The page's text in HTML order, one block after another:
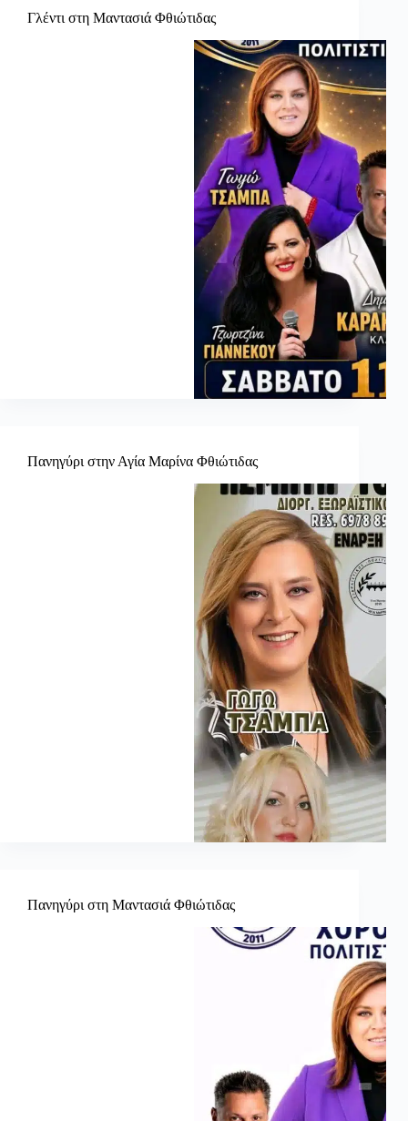
Γλέντι στη Μαντασιά Φθιώτιδας
Πανηγύρι στην Αγία Μαρίνα Φθιώτιδας
Πανηγύρι στη Μαντασιά Φθιώτιδας